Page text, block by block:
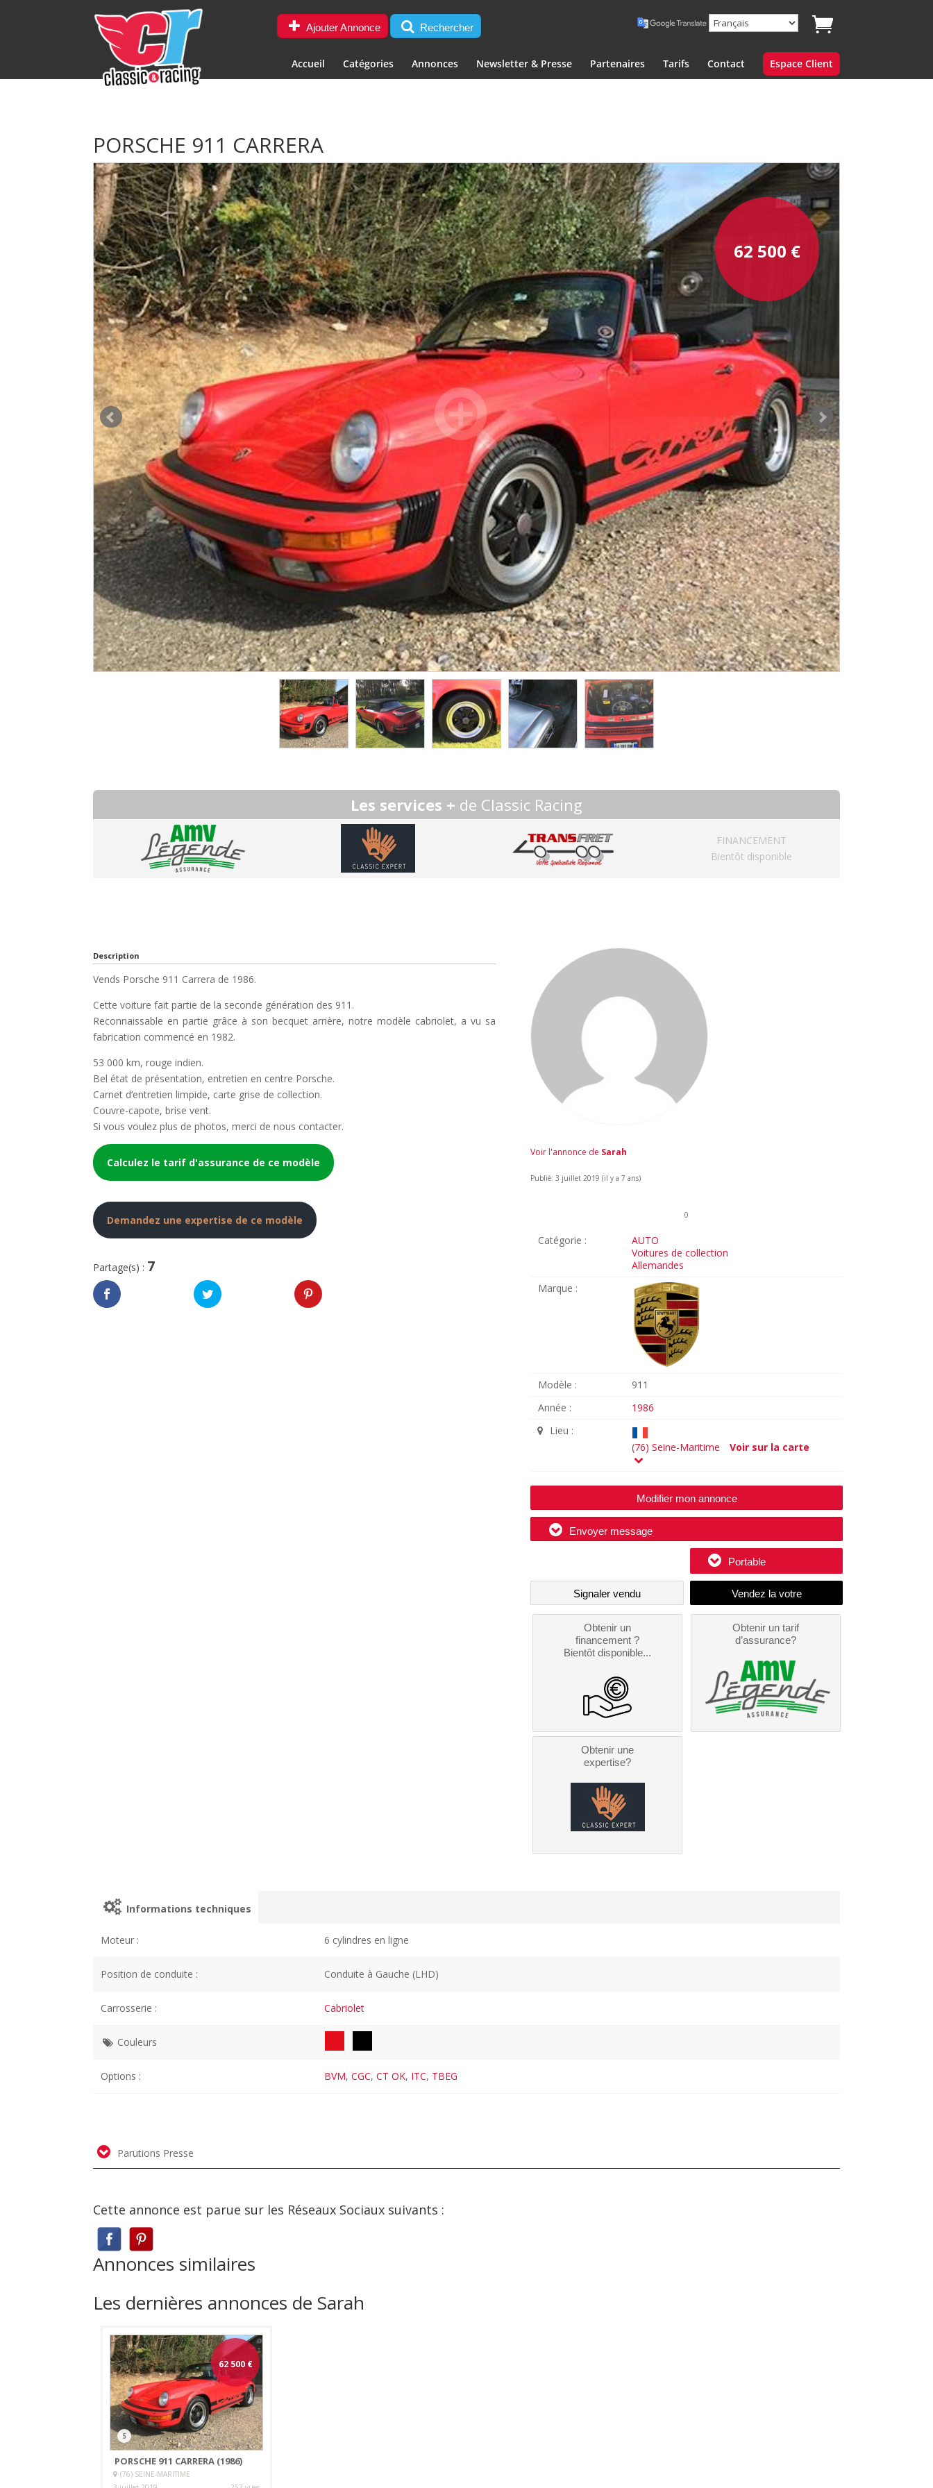
Ajouter Annonce Rechercher
Accueil Catégories Annonces Newsletter & Presse Partenaires Tarifs Contact Espace Client
PORSCHE 911 CARRERA
62 500 €
Les services + de Classic Racing
FINANCEMENT
Bientôt disponible
Description
Vends Porsche 911 Carrera de 1986.
Cette voiture fait partie de la seconde génération des 911.
Reconnaissable en partie grâce à son becquet arrière, notre modèle cabriolet, a vu sa
fabrication commencé en 1982.
53 000 km, rouge indien.
Bel état de présentation, entretien en centre Porsche.
Carnet d’entretien limpide, carte grise de collection.
Couvre-capote, brise vent.
Si vous voulez plus de photos, merci de nous contacter.
Calculez le tarif d'assurance de ce modèle
Demandez une expertise de ce modèle
Partage(s) : 7
Voir l'annonce de Sarah
Publié: 3 juillet 2019 (il y a 7 ans)
0
Catégorie :
AUTO
Voitures de collection
Allemandes
Marque :
Modèle :
911
Année :
1986
Lieu :
(76) Seine-Maritime
Voir sur la carte
Modifier mon annonce
Envoyer message
Portable
Signaler vendu
Obtenir un
financement ?
Bientôt disponible...
Obtenir un tarif
d’assurance?
Obtenir une
expertise?
Informations techniques
Moteur : 6 cylindres en ligne
Position de conduite : Conduite à Gauche (LHD)
Carrosserie : Cabriolet
Couleurs
Options : BVM,CGC,CT OK, ITC, TBEG
Parutions Presse
Cette annonce est parue sur les Réseaux Sociaux suivants :
Annonces similaires
Les dernières annonces de Sarah
62 500€
5
PORSCHE 911 CARRERA (1986)
(76) SEINE-MARITIME